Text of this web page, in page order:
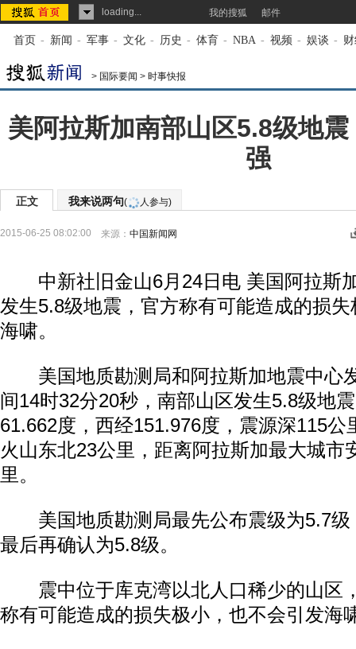
loading... 我的搜狐 邮件
首页 - 新闻 - 军事 - 文化 - 历史 - 体育 - NBA - 视频 - 娱谈 -
> 国际要闻 > 时事快报
美阿拉斯加南部山区5.8级地
强
正文 我来说两句( 人参与)
2015-06-25 08:02:00 来源： 中国新闻网
中新社旧金山6月24日电 美国阿拉斯
发生5.8级地震，官方称有可能造成的损
海啸。
美国地质勘测局和阿拉斯加地震中心
间14时32分20秒，南部山区发生5.8级地
61.662度，西经151.976度，震源深115公
火山东北23公里，距离阿拉斯加最大城市
里。
美国地质勘测局最先公布震级为5.7级
最后再确认为5.8级。
震中位于库克湾以北人口稀少的山区
称有可能造成的损失极小，也不会引发海